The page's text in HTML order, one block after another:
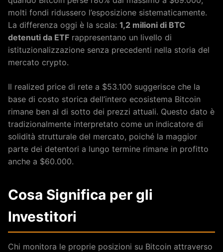
molti fondi ridussero l’esposizione sistematicamente.
La differenza oggi è la scala: 1,2 milioni di BTC
detenuti da ETF rappresentano un livello di
istituzionalizzazione senza precedenti nella storia del
mercato crypto.
Il realized price di rete a $53.100 suggerisce che la
base di costo storica dell’intero ecosistema Bitcoin
rimane ben al di sotto dei prezzi attuali. Questo dato è
tradizionalmente interpretato come un indicatore di
solidità strutturale del mercato, poiché la maggior
parte dei detentori a lungo termine rimane in profitto
anche a $60.000.
Cosa Significa per gli
Investitori
Chi monitora le proprie posizioni su Bitcoin attraverso